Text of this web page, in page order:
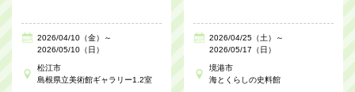
2026/04/10（金）～
2026/05/10（日）
松江市
島根県立美術館ギャラリー1.2室
2026/04/25（土）～
2026/05/17（日）
境港市
海とくらしの史料館